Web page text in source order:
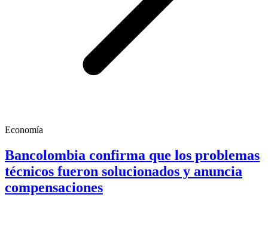
Economía
Bancolombia confirma que los problemas
técnicos fueron solucionados y anuncia
compensaciones